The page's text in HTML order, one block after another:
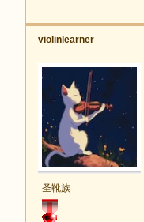
violinlearner
圣靴族